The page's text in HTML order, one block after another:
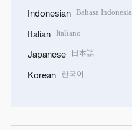
Indonesian Bahasa Indonesia
Italian Italiano
Japanese 日本語
Korean 한국어